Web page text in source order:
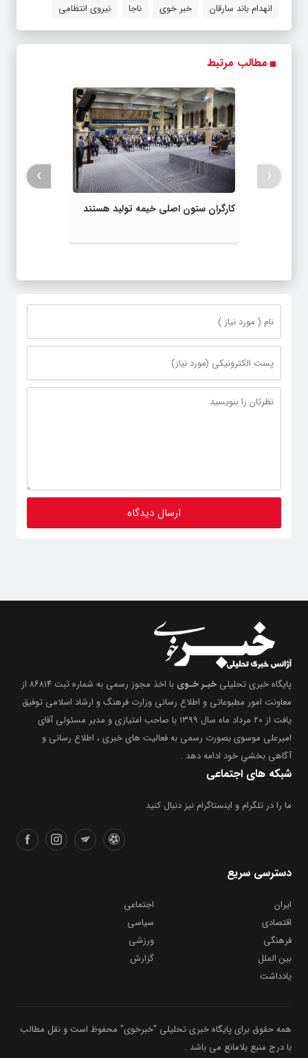
انهدام باند سارقان خبر خوی ناجا نیروی انتظامی
مطالب مرتبط
کارگران ستون اصلی خیمه تولید هستند
‹
›
پایگاه خبری تحلیلی خبـر خـوی
با اخذ مجوز رسمی به شماره ثبت ۸۶۸۱۴ از
معاونت امور مطبوعاتی و اطلاع رسانی وزارت فرهنگ و ارشاد اسلامی توفیق
یافت از ۲۰ مرداد ماه سال ۱۳۹۹ با صاحب امتیازی و مدیر مسئولی آقای
امیرعلی موسوی بصورت رسمی به فعالیت های خبری ، اطلاع رسانی و
آگاهی بخشیِ خود ادامه دهد .
شبکه های اجتماعی
ما را در تلگرام و اینستاگرام نیز دنبال کنید
دسترسی سریع
ایران
اجتماعی
اقتصادی
سیاسی
فرهنگی
ورزشی
بین الملل
گزارش
یادداشت
همه حقوق برای پایگاه خبری تحلیلی "خبرخوی" محفوظ است و نقل مطالب
با درج منبع بلامانع می باشد .